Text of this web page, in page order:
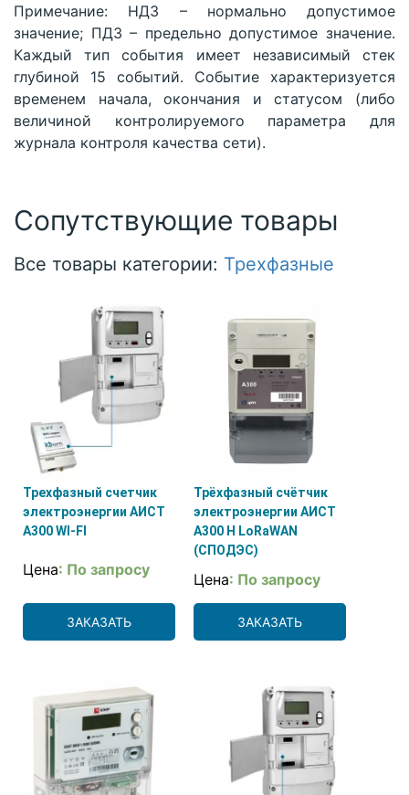
Примечание: НДЗ – нормально допустимое
значение; ПДЗ – предельно допустимое значение.
Каждый тип события имеет независимый стек
глубиной 15 событий. Событие характеризуется
временем начала, окончания и статусом (либо
величиной контролируемого параметра для
журнала контроля качества сети).
Сопутствующие товары
Все товары категории: Трехфазные
Трехфазный счетчик
электроэнергии АИСТ
А300 WI-FI
Цена: По запросу
ЗАКАЗАТЬ
Трёхфазный счётчик
электроэнергии АИСТ
А300 H LoRaWAN
(СПОДЭС)
Цена: По запросу
ЗАКАЗАТЬ